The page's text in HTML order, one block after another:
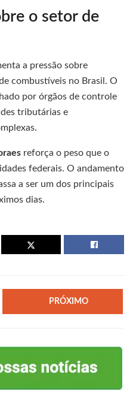
o setor de
a pressão sobre
combustíveis no Brasil. O
por órgãos de controle
tributárias e
reforça o peso que o
federais. O andamento
a ser um dos principais
dias.
PRÓXIMO